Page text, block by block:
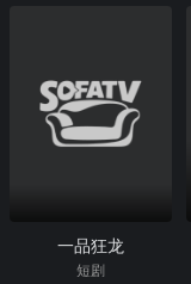
一品狂龙
短剧